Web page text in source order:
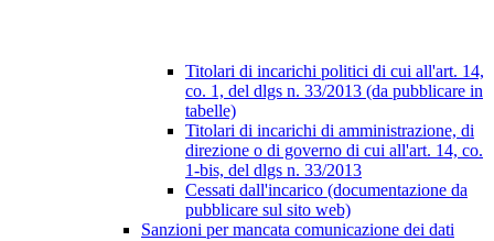
Titolari di incarichi politici di cui all'art. 14,
co. 1, del dlgs n. 33/2013 (da pubblicare in
tabelle)
Titolari di incarichi di amministrazione, di
direzione o di governo di cui all'art. 14, co.
1-bis, del dlgs n. 33/2013
Cessati dall'incarico (documentazione da
pubblicare sul sito web)
Sanzioni per mancata comunicazione dei dati